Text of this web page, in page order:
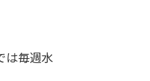
は毎週水